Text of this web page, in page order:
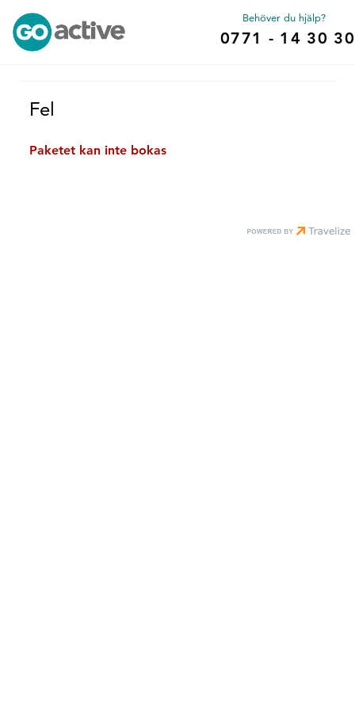
Behöver du hjälp?
0771 - 14 30 30
Fel
Paketet kan inte bokas